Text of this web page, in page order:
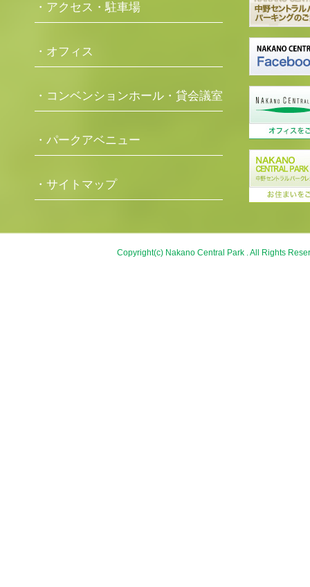
・アクセス・駐車場
・オフィス
・コンベンションホール・貸会議室
・パークアベニュー
・サイトマップ
Copyright(c) Nakano Central Park . All Rights